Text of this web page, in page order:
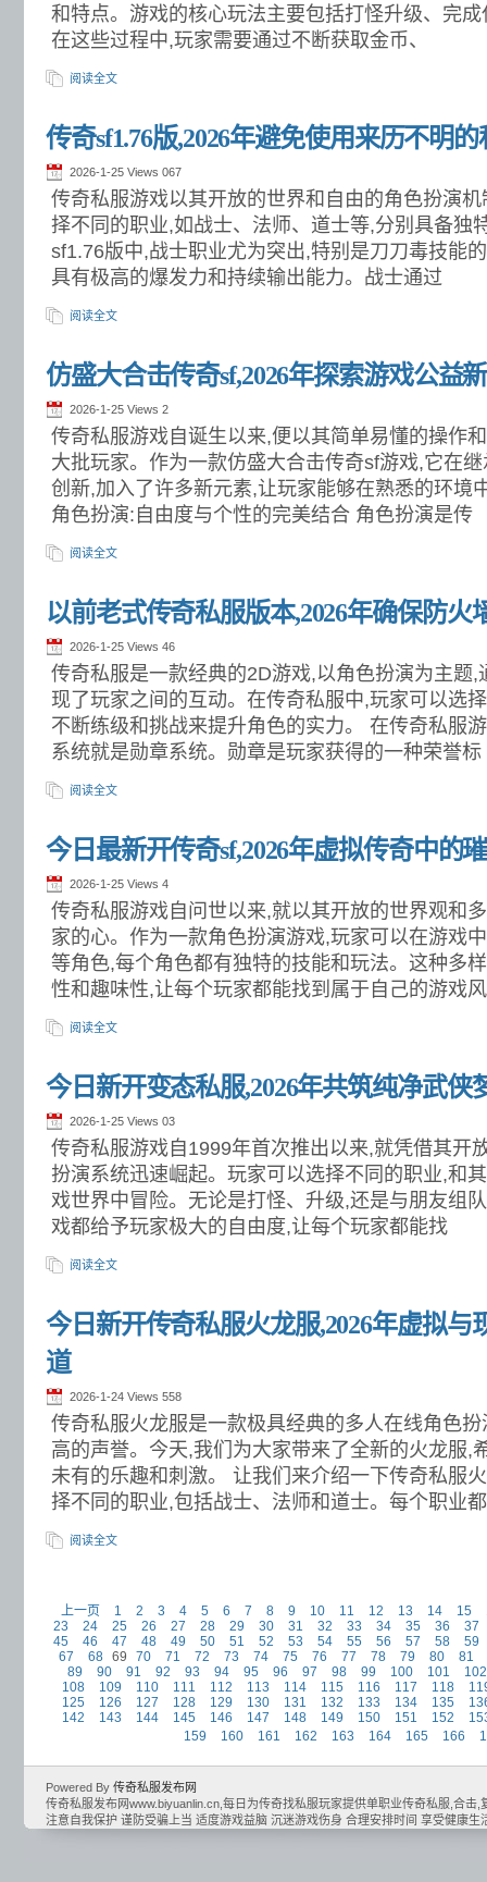
和特点。游戏的核心玩法主要包括打怪升级、完
在这些过程中,玩家需要通过不断获取金币、
阅读全文
传奇sf1.76版,2026年避免使用来历不明的
2026-1-25 Views 067
传奇私服游戏以其开放的世界和自由的角色扮演
择不同的职业,如战士、法师、道士等,分别具备独
sf1.76版中,战士职业尤为突出,特别是刀刀毒技能
具有极高的爆发力和持续输出能力。战士通过
阅读全文
仿盛大合击传奇sf,2026年探索游戏公益
2026-1-25 Views 2
传奇私服游戏自诞生以来,便以其简单易懂的操作
大批玩家。作为一款仿盛大合击传奇sf游戏,它在
创新,加入了许多新元素,让玩家能够在熟悉的环境
角色扮演:自由度与个性的完美结合 角色扮演是传
阅读全文
以前老式传奇私服版本,2026年确保防火
2026-1-25 Views 46
传奇私服是一款经典的2D游戏,以角色扮演为主题,
现了玩家之间的互动。在传奇私服中,玩家可以选
不断练级和挑战来提升角色的实力。 在传奇私服
系统就是勋章系统。勋章是玩家获得的一种荣誉标
阅读全文
今日最新开传奇sf,2026年虚拟传奇中的
2026-1-25 Views 4
传奇私服游戏自问世以来,就以其开放的世界观和
家的心。作为一款角色扮演游戏,玩家可以在游戏
等角色,每个角色都有独特的技能和玩法。这种多
性和趣味性,让每个玩家都能找到属于自己的游戏
阅读全文
今日新开变态私服,2026年共筑纯净武侠
2026-1-25 Views 03
传奇私服游戏自1999年首次推出以来,就凭借其开
扮演系统迅速崛起。玩家可以选择不同的职业,和
戏世界中冒险。无论是打怪、升级,还是与朋友组
戏都给予玩家极大的自由度,让每个玩家都能找
阅读全文
今日新开传奇私服火龙服,2026年虚拟与
道
2026-1-24 Views 558
传奇私服火龙服是一款极具经典的多人在线角色
高的声誉。今天,我们为大家带来了全新的火龙服,
未有的乐趣和刺激。 让我们来介绍一下传奇私服
择不同的职业,包括战士、法师和道士。每个职业
阅读全文
上一页 1 2 3 4 5 6 7 8 9 10 11 12 13 14 15
23
24 25 26 27 28 29 30 31 32 33 34 35 36
37
45
46 47 48 49 50 51 52 53 54 55 56 57 58
59
67
68 69 70 71 72 73 74 75 76 77 78 79 80
81
89
90 91 92 93 94 95 96 97 98 99 100 101
102
108
109 110 111 112 113 114 115 116 117 118
125
126 127 128 129 130 131 132 133 134 135
142
143 144 145 146 147 148 149 150 151 152
159
160 161 162 163 164 165 166
Powered By 传奇私服发布网
传奇私服发布网www.biyuanlin.cn,每日为传奇找私服玩家提供单职业传奇私服,合
注意自我保护 谨防受骗上当 适度游戏益脑 沉迷游戏伤身 合理安排时间 享受健康生